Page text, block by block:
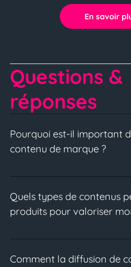
En savoir
Questions &
réponses
Pourquoi est-il important
contenu de marque ?
Quels types de contenus
produits pour valoriser
Comment la diffusion de